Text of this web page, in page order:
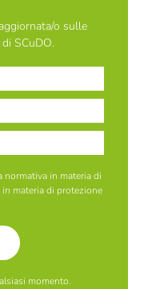
o sulle
SCuDO.
normativa in materia di
materia di protezione
momento.